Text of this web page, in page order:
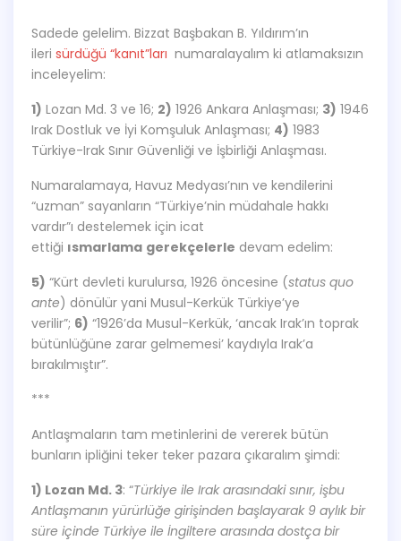
Sadede gelelim. Bizzat Başbakan B. Yıldırım’ın
ileri sürdüğü “kanıt”ları numaralayalım ki atlamaksızın
inceleyelim:
1) Lozan Md. 3 ve 16; 2) 1926 Ankara Anlaşması; 3) 1946
Irak Dostluk ve İyi Komşuluk Anlaşması; 4) 1983
Türkiye-Irak Sınır Güvenliği ve İşbirliği Anlaşması.
Numaralamaya, Havuz Medyası’nın ve kendilerini
“uzman” sayanların “Türkiye’nin müdahale hakkı
vardır”ı destelemek için icat
ettiği ısmarlama gerekçelerle devam edelim:
5) “Kürt devleti kurulursa, 1926 öncesine (status quo
ante) dönülür yani Musul-Kerkük Türkiye’ye
verilir”; 6) “1926’da Musul-Kerkük, ‘ancak Irak’ın toprak
bütünlüğüne zarar gelmemesi’ kaydıyla Irak’a
bırakılmıştır”.
***
Antlaşmaların tam metinlerini de vererek bütün
bunların ipliğini teker teker pazara çıkaralım şimdi:
1) Lozan Md. 3: “Türkiye ile Irak arasındaki sınır, işbu
Antlaşmanın yürürlüğe girişinden başlayarak 9 aylık bir
süre içinde Türkiye ile İngiltere arasında dostça bir